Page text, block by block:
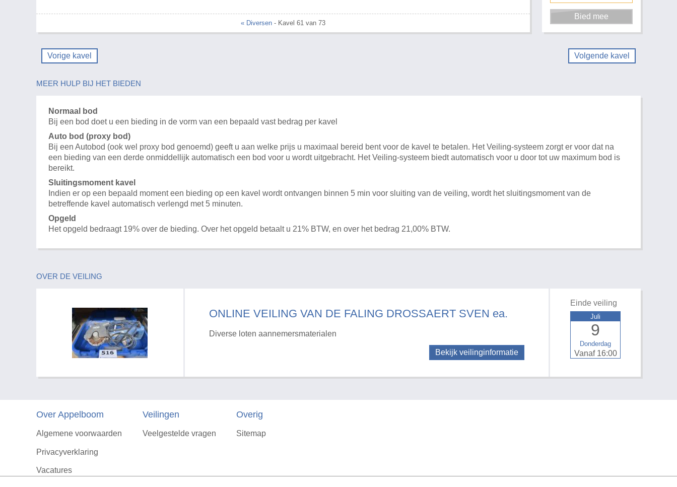
« Diversen - Kavel 61 van 73
Vorige kavel Volgende kavel
MEER HULP BIJ HET BIEDEN
Normaal bod
Bij een bod doet u een bieding in de vorm van een bepaald vast bedrag per kavel
Auto bod (proxy bod)
Bij een Autobod (ook wel proxy bod genoemd) geeft u aan welke prijs u maximaal bereid bent voor de kavel te betalen. Het Veiling-systeem zorgt er voor dat na
een bieding van een derde onmiddellijk automatisch een bod voor u wordt uitgebracht. Het Veiling-systeem biedt automatisch voor u door tot uw maximum bod is
bereikt.
Sluitingsmoment kavel
Indien er op een bepaald moment een bieding op een kavel wordt ontvangen binnen 5 min voor sluiting van de veiling, wordt het sluitingsmoment van de
betreffende kavel automatisch verlengd met 5 minuten.
Opgeld
Het opgeld bedraagt 19% over de bieding. Over het opgeld betaalt u 21% BTW, en over het bedrag 21,00% BTW.
OVER DE VEILING
ONLINE VEILING VAN DE FALING DROSSAERT SVEN ea.
Diverse loten aannemersmaterialen
Bekijk veilinginformatie
Einde veiling
Donderdag
9
Juli
Vanaf 16:00
Over Appelboom
Algemene voorwaarden
Privacyverklaring
Vacatures
Veilingen
Veelgestelde vragen
Overig
Sitemap